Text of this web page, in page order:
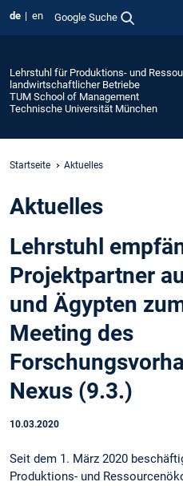
de en Google Suche
Lehrstuhl für Produktions- und
landwirtschaftlicher Betriebe
TUM School of Management
Technische Universität München
Startseite Aktuelles
Aktuelles
Lehrstuhl
Projektpartner
und Ägypten
Meeting des
Nexus (9.3.)
10.03.2020
Seit dem 1. März 2020
Produktions- und